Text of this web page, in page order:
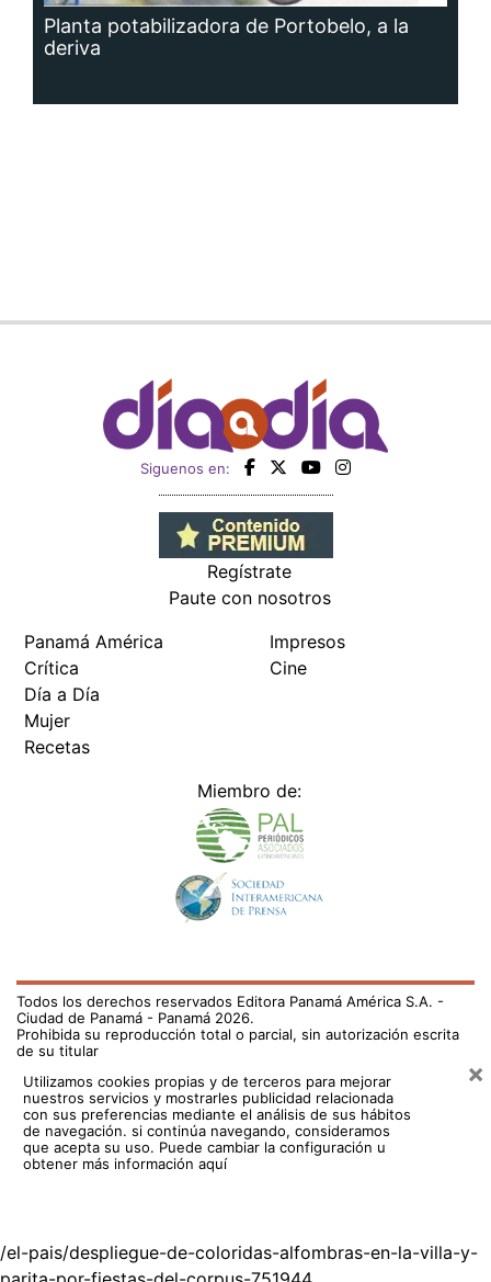
Planta potabilizadora de Portobelo, a la
deriva
Siguenos en:
Regístrate
Paute con nosotros
Panamá América
Crítica
Día a Día
Mujer
Recetas
Impresos
Cine
Miembro de:
Todos los derechos reservados Editora Panamá América S.A. -
Ciudad de Panamá - Panamá 2026.
Prohibida su reproducción total o parcial, sin autorización escrita
de su titular
Utilizamos cookies propias y de terceros para mejorar
nuestros servicios y mostrarles publicidad relacionada
con sus preferencias mediante el análisis de sus hábitos
de navegación. si continúa navegando, consideramos
que acepta su uso. Puede cambiar la configuración u
obtener más información aquí
×
/el-pais/despliegue-de-coloridas-alfombras-en-la-villa-y-